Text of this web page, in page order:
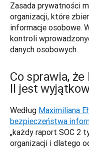
Zasada prywatności
organizacji, które
informacje osobowe.
kontroli
danych osobowych.
Co sprawia,
II jest
Według Maximiliana
bezpieczeństwa
„każdy raport SOC 2
organizacji i dlatego